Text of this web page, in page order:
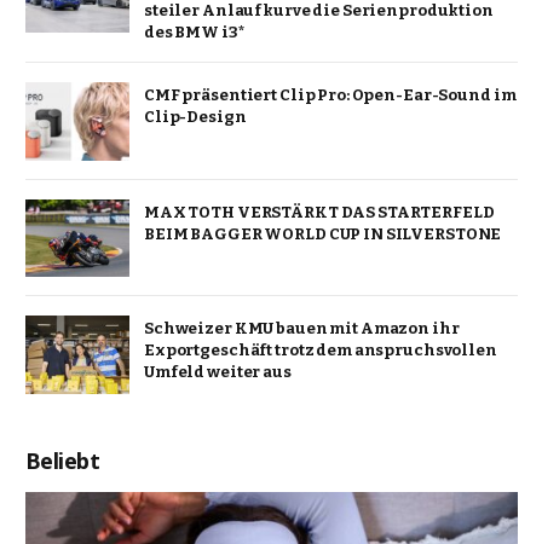
steiler Anlaufkurve die Serienproduktion
des BMW i3*
CMF präsentiert Clip Pro: Open-Ear-Sound im
Clip-Design
MAX TOTH VERSTÄRKT DAS STARTERFELD
BEIM BAGGER WORLD CUP IN SILVERSTONE
Schweizer KMU bauen mit Amazon ihr
Exportgeschäft trotz dem anspruchsvollen
Umfeld weiter aus
Beliebt